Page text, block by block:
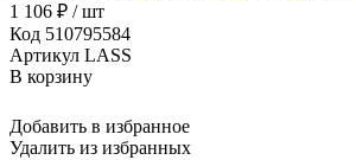
1 106 ₽ / шт
Код 510795584
Артикул LASS
В корзину
Добавить в избранное
Удалить из избранных